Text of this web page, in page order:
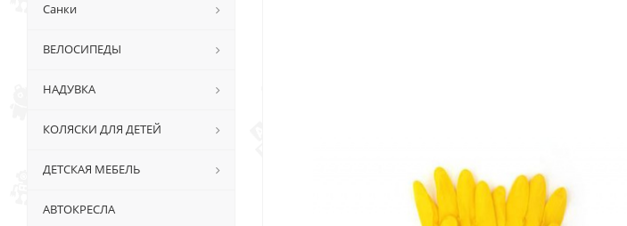
Санки
ВЕЛОСИПЕДЫ
НАДУВКА
КОЛЯСКИ ДЛЯ ДЕТЕЙ
ДЕТСКАЯ МЕБЕЛЬ
АВТОКРЕСЛА